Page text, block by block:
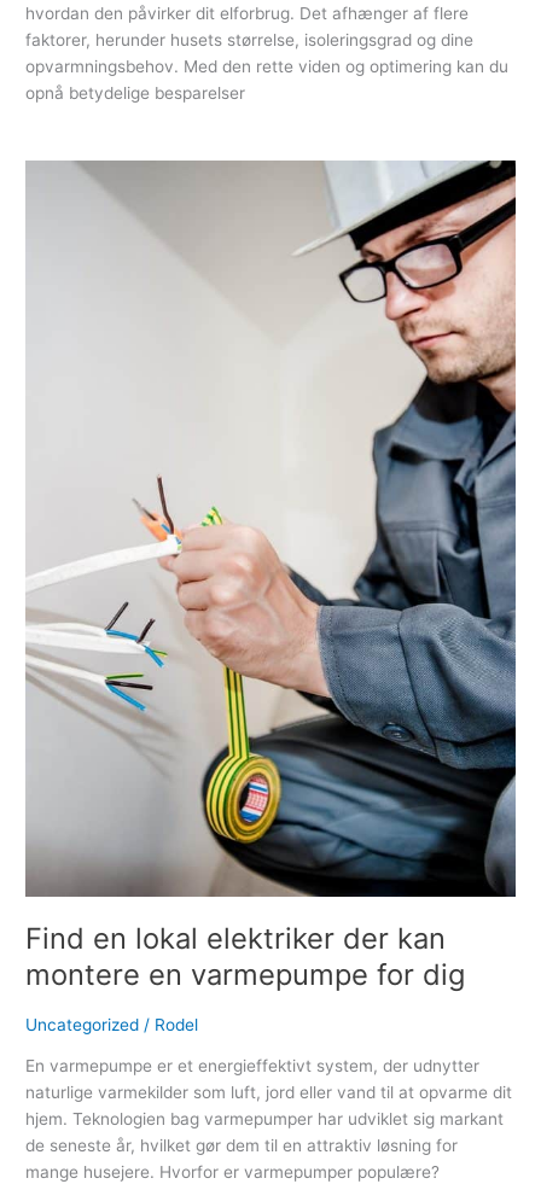
hvordan den påvirker dit elforbrug. Det afhænger af flere
faktorer, herunder husets størrelse, isoleringsgrad og dine
opvarmningsbehov. Med den rette viden og optimering kan du
opnå betydelige besparelser
Find en lokal elektriker der kan
montere en varmepumpe for dig
Uncategorized / Rodel
En varmepumpe er et energieffektivt system, der udnytter
naturlige varmekilder som luft, jord eller vand til at opvarme dit
hjem. Teknologien bag varmepumper har udviklet sig markant
de seneste år, hvilket gør dem til en attraktiv løsning for
mange husejere. Hvorfor er varmepumper populære?